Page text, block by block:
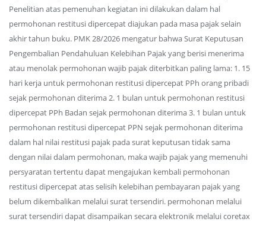
Penelitian atas pemenuhan kegiatan ini dilakukan dalam hal
permohonan restitusi dipercepat diajukan pada masa pajak selain
akhir tahun buku. PMK 28/2026 mengatur bahwa Surat Keputusan
Pengembalian Pendahuluan Kelebihan Pajak yang berisi menerima
atau menolak permohonan wajib pajak diterbitkan paling lama: 1. 15
hari kerja untuk permohonan restitusi dipercepat PPh orang pribadi
sejak permohonan diterima 2. 1 bulan untuk permohonan restitusi
dipercepat PPh Badan sejak permohonan diterima 3. 1 bulan untuk
permohonan restitusi dipercepat PPN sejak permohonan diterima
dalam hal nilai restitusi pajak pada surat keputusan tidak sama
dengan nilai dalam permohonan, maka wajib pajak yang memenuhi
persyaratan tertentu dapat mengajukan kembali permohonan
restitusi dipercepat atas selisih kelebihan pembayaran pajak yang
belum dikembalikan melalui surat tersendiri. permohonan melalui
surat tersendiri dapat disampaikan secara elektronik melalui coretax